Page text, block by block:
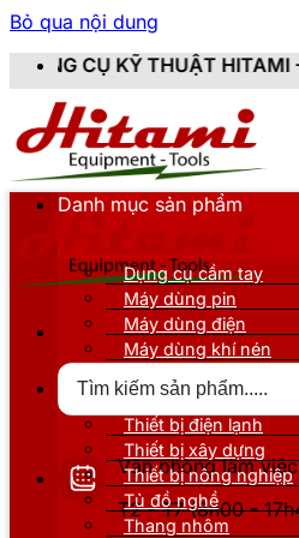
Bỏ qua nội dung
HITAMI - CUNG CẤP
Văn phòng làm
T2 - T7 (8h00 -
Danh mục sản phẩm
Dụng cụ cầm tay
Máy dùng pin
Máy dùng điện
Máy dùng khí nén
Thiết bị nâng đỡ
Thiết bị điện lạnh
Thiết bị xây dựng
Thiết bị nông nghiệp
Tủ đồ nghề
Thang nhôm